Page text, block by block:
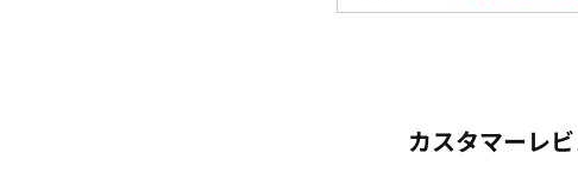
カスタマーレ